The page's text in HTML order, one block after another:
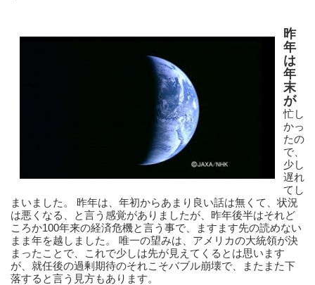
昨
年
は
年
末
が
忙し
かっ
たの
で、
少し
遅れ
てし
まいました。 昨年は、年初からあまり良い話は無くて、状況
は悪くなる、と言う感覚がありましたが、昨年後半はそれど
ころか100年来の経済危機と言う事で、ますます先の読めない
まま年を越しました。 唯一の望みは、アメリカの大統領が決
まったことで、これで少しは先が見えてくるとは思います
が、就任後の過剰期待のそれこそバブル崩壊で、またまた下
落すると言う見方もあります。